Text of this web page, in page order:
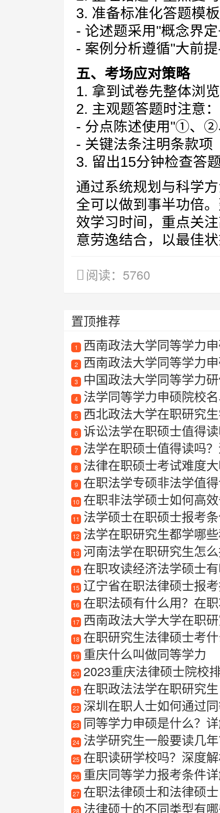
3. 准备标准化答题模
- 论述题采用"概念界
- 案例分析遵循"大前
五、考场应对策略
1. 拿到试卷先整体浏
2. 主观题答题时注意：
- 分点陈述使用"①、
- 关键法条注明条款项
3. 留出15分钟检查答
通过系统规划与科学
全可以做到事半功倍
效学习时间，重点关
意劳逸结合，以最佳
阅读：5760
置顶推荐
1 西南政法大学同等学力
2 西南政法大学同等学力
3 中国政法大学同等学力
4 法学同等学力申硕院校
5 西北政法大学在职研究
6 诉讼法学在职硕士值得
7 法学在职硕士值得读吗
8 法律在职硕士考试难度
9 在职法学专硕非法学值
10 在职非法学硕士如何高效
11 法学硕士在职硕士报考
12 法学在职研究生都学哪
13 河南法学在职研究生怎
14 在职攻读经济法学硕士
15 辽宁省在职法律硕士报考指
16 在职法硕有什么用？在
17 西南政法大学大学在职
18 在职研究生法律硕士考
19 重庆什么叫做同等学力
20 2023重庆法律硕士院校
21 在职政法法学在职研究生
22 深圳在职人士如何通过同
23 同等学力申硕是什么？
24 法学研究生一般要读几
25 在职读研学校吗？深度
26 重庆同等学力报考条件
27 在职法律硕士和法律硕士
28 法律硕士的不同类型有